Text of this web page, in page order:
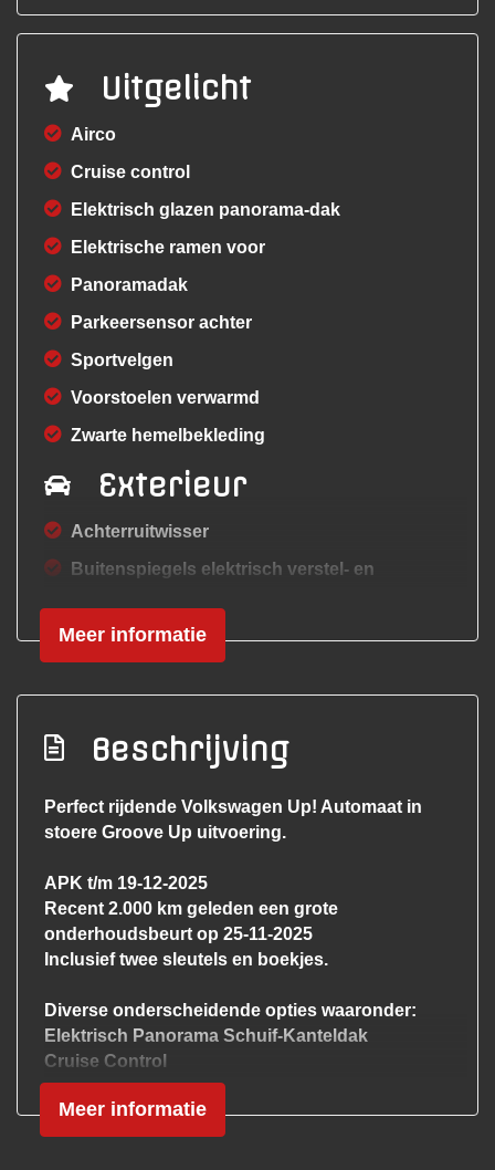
Uitgelicht
Airco
Cruise control
Elektrisch glazen panorama-dak
Elektrische ramen voor
Panoramadak
Parkeersensor achter
Sportvelgen
Voorstoelen verwarmd
Zwarte hemelbekleding
Exterieur
Achterruitwisser
Buitenspiegels elektrisch verstel- en
Buitenspiegels in carrosseriekleur
afstandsbediening
Elektrisch glazen panorama-dak
Extra getint glas achter
Getint glas
Glazen schuifdak
Mistlampen voor
Panoramadak
Parkeersensor achter
Sportvelgen
Interieur
Achterbank in delen neerklapbaar
Meer informatie
Beschrijving
Perfect rijdende Volkswagen Up! Automaat in
stoere Groove Up uitvoering.
APK t/m 19-12-2025
Recent 2.000 km geleden een grote
onderhoudsbeurt op 25-11-2025
Inclusief twee sleutels en boekjes.
Diverse onderscheidende opties waaronder:
Elektrisch Panorama Schuif-Kanteldak
Cruise Control
Parkeersensoren
Extra getinte ruiten
Sportvelgen
Meer informatie